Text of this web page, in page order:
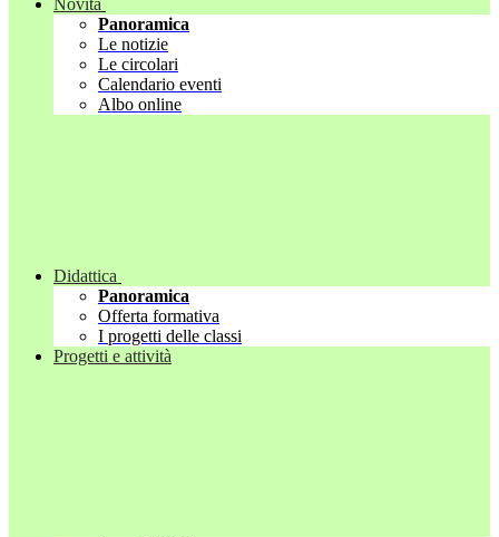
Novità
Panoramica
Le notizie
Le circolari
Calendario eventi
Albo online
Didattica
Panoramica
Offerta formativa
I progetti delle classi
Progetti e attività